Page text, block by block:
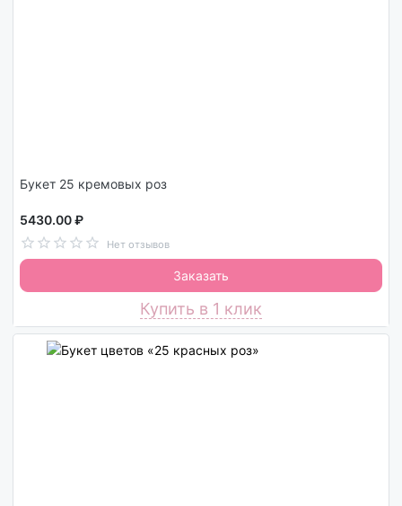
Букет 25 кремовых роз
5430.00 ₽
Нет отзывов
Заказать
Купить в 1 клик